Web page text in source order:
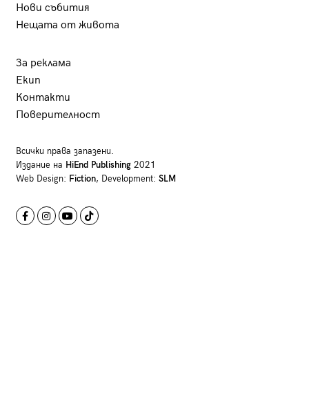
Нови събития
Нещата от живота
За реклама
Екип
Контакти
Поверителност
Всички права запазени.
Издание на HiEnd Publishing2021
Web Design: Fiction, Development: SLM